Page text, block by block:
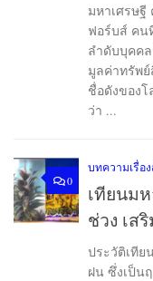
มหาเศรษ
ฟอร์บส์ คน
ลำดับบุคค
มูลค่าทรัพ
ชื่อดังของโ
ว่า ...
0
บทความเรื่อ
เทียนม
ช่วง เส
ประวัติเ
ฝน ซึ่งเป็น